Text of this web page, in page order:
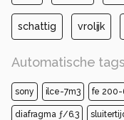
schattig vrolijk
Automatische tags
sony ilce-7m3 fe 200-
diafragma ƒ/6.3